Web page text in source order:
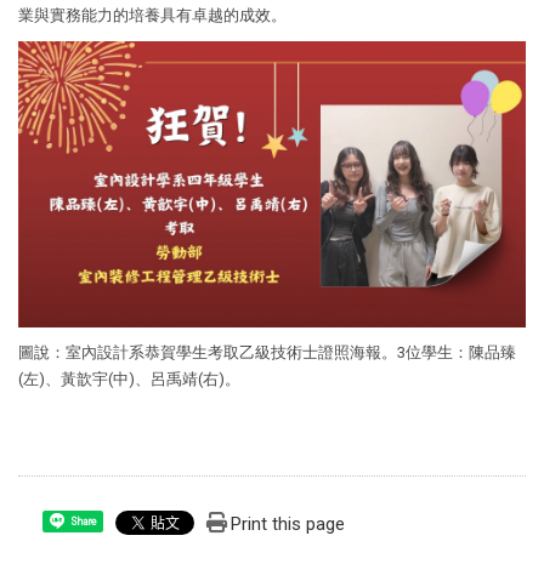
業與實務能力的培養具有卓越的成效。
圖說：室內設計系恭賀學生考取乙級技術士證照海報。3位學生：陳品臻
(左)、黃歆宇(中)、呂禹靖(右)。
Share Print this page